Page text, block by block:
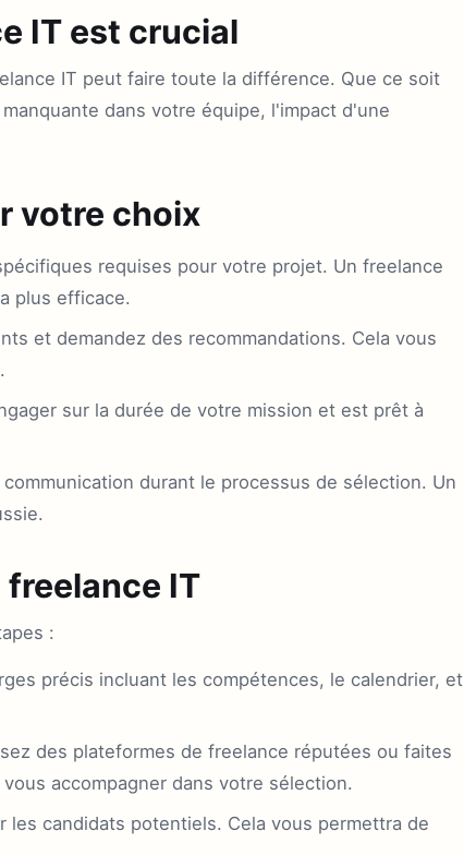
IT est crucial
IT peut faire toute la différence. Que ce soit
dans votre équipe, l'impact d'une
votre choix
requises pour votre projet. Un freelance
plus efficace.
et demandez des recommandations. Cela vous
sur la durée de votre mission et est prêt à
durant le processus de sélection. Un
IT
:
précis incluant les compétences, le calendrier, et
des plateformes de freelance réputées ou faites
accompagner dans votre sélection.
les candidats potentiels. Cela vous permettra de